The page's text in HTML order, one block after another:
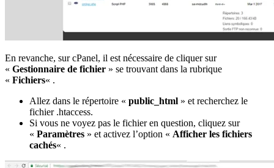
En revanche, sur cPanel, il est nécessaire de cliquer sur
« Gestionnaire de fichier » se trouvant dans la rubrique
« Fichiers« .
Allez dans le répertoire « public_html » et recherchez le
fichier .htaccess.
Si vous ne voyez pas le fichier en question, cliquez sur
« Paramètres » et activez l’option « Afficher les fichiers
cachés« .